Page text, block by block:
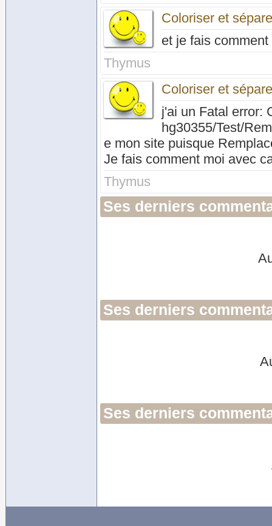
Coloriser et
et je fais comment
Thymus
Coloriser et
j'ai un Fatal error:
hg30355/Test/
e mon site puisque
Je fais comment moi avec
Thymus
Ses derniers
Ses derniers
Ses derniers